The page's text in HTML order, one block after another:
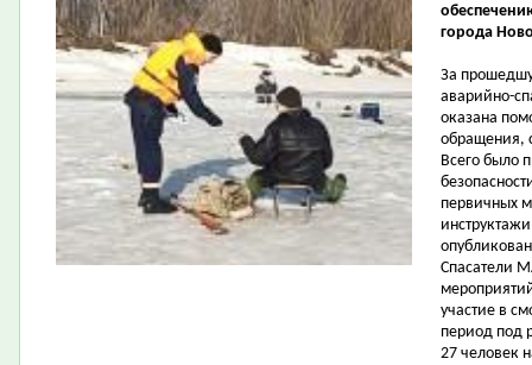
города
За
аварийно-
оказана
обращения,
Всего было
первичных
Спасатели
участие в
период под
27 человек